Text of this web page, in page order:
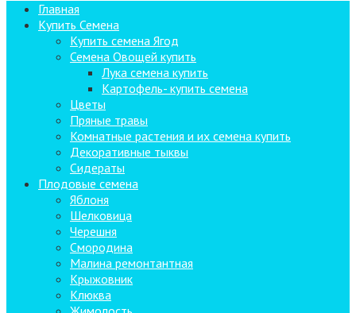
Главная
Купить Семена
Купить семена Ягод
Семена Овощей купить
Лука семена купить
Картофель- купить семена
Цветы
Пряные травы
Комнатные растения и их семена купить
Декоративные тыквы
Сидераты
Плодовые семена
Яблоня
Шелковица
Черешня
Смородина
Малина ремонтантная
Крыжовник
Клюква